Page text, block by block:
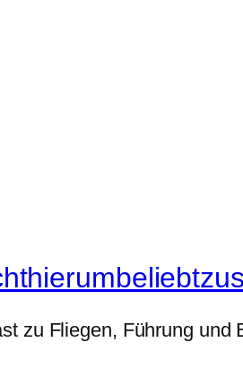
zu Fliegen, Führung und